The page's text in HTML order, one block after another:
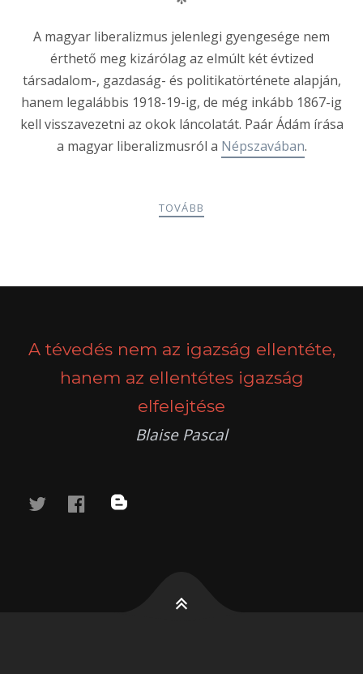
A magyar liberalizmus jelenlegi gyengesége nem
érthető meg kizárólag az elmúlt két évtized
társadalom-, gazdaság- és politikatörténete alapján,
hanem legalábbis 1918-19-ig, de még inkább 1867-ig
kell visszavezetni az okok láncolatát. Paár Ádám írása
a magyar liberalizmusról a Népszavában.
TOVÁBB
A tévedés nem az igazság ellentéte,
hanem az ellentétes igazság
elfelejtése
Blaise Pascal
twitterfacebook
blog